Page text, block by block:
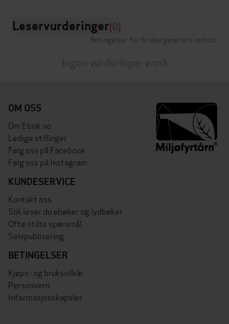
Leservurderinger(0)
Betingelser for brukergenerert innhold
Ingen vurderinger ennå
OM OSS
Om Ebok.no
Ledige stillinger
Følg oss på Facebook
Følg oss på Instagram
KUNDESERVICE
Kontakt oss
Slik leser du ebøker og lydbøker
Ofte stilte spørsmål
Selvpublisering
BETINGELSER
Kjøps- og bruksvilkår
Personvern
Informasjonskapsler